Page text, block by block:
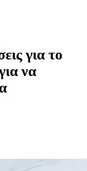
για το
να